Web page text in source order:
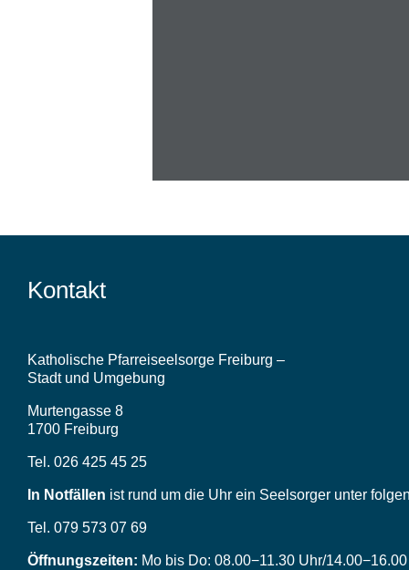
Kontakt
Katholische Pfarreiseelsorge Freiburg –
Stadt und Umgebung
Murtengasse 8
1700 Freiburg
Tel. 026 425 45 25
In Notfällen ist rund um die Uhr ein Seelsorger unter
Tel. 079 573 07 69
Öffnungszeiten: Mo bis Do: 08.00−11.30 Uhr/